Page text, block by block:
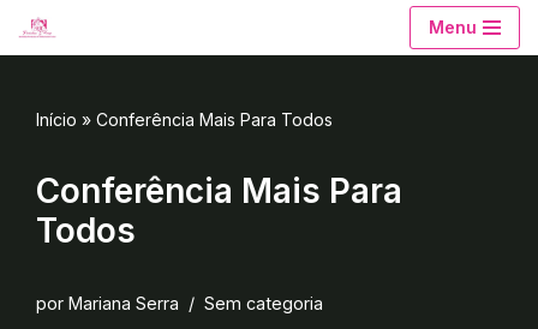
Menu
Início » Conferência Mais Para Todos
Conferência Mais Para
Todos
por Mariana Serra Sem categoria